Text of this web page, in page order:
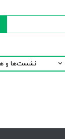
نشست‌ها و